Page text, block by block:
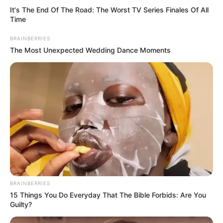
Η «κρυφή» κόντρα Μενδώνη και Κεφαλογιάννη
TRENDING NOW
01 ΑΣΤΥΝΟΜΙΚΆ
Ανήλικος έγινε στόχος απατεώνων – Μετά από
επιχείρηση της ΕΛΑΣ συνελήφθη 63χρονη που
προσπάθησε να τον εξαπατήσει τηλεφωνικά
21/09/2024, 19:06
02
It's The End Of The Road: The Worst TV Series Finales Of All
Time
BRAINBERRIES
The Most Unexpected Wedding Dance Moments
BRAINBERRIES
15 Things You Do Everyday That The Bible Forbids: Are You
Guilty?